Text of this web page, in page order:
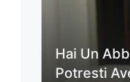
Hai Un
Potresti